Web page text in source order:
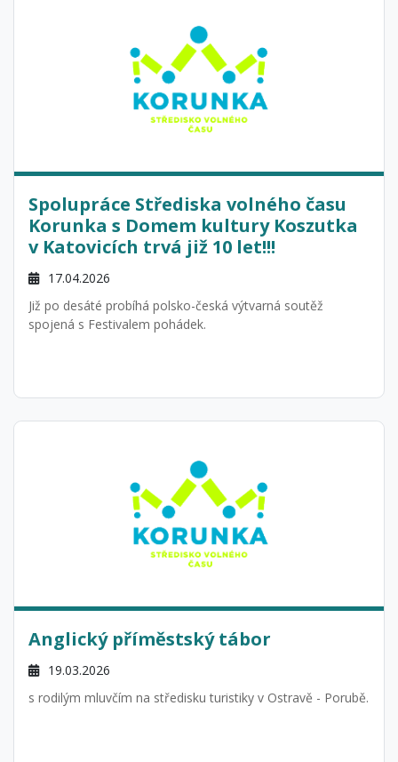
Spolupráce Střediska volného času
Korunka s Domem kultury Koszutka
v Katovicích trvá již 10 let!!!
17.04.2026
Již po desáté probíhá polsko-česká výtvarná soutěž
spojená s Festivalem pohádek.
Anglický příměstský tábor
19.03.2026
s rodilým mluvčím na středisku turistiky v Ostravě - Porubě.